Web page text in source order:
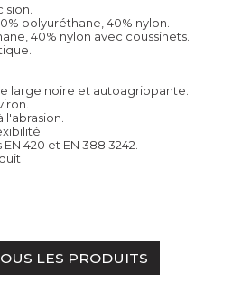
polyuréthane, 40% nylon.
40% nylon avec coussinets.
large noire et autoagrippante.
420 et EN 388 3242.
LES PRODUITS